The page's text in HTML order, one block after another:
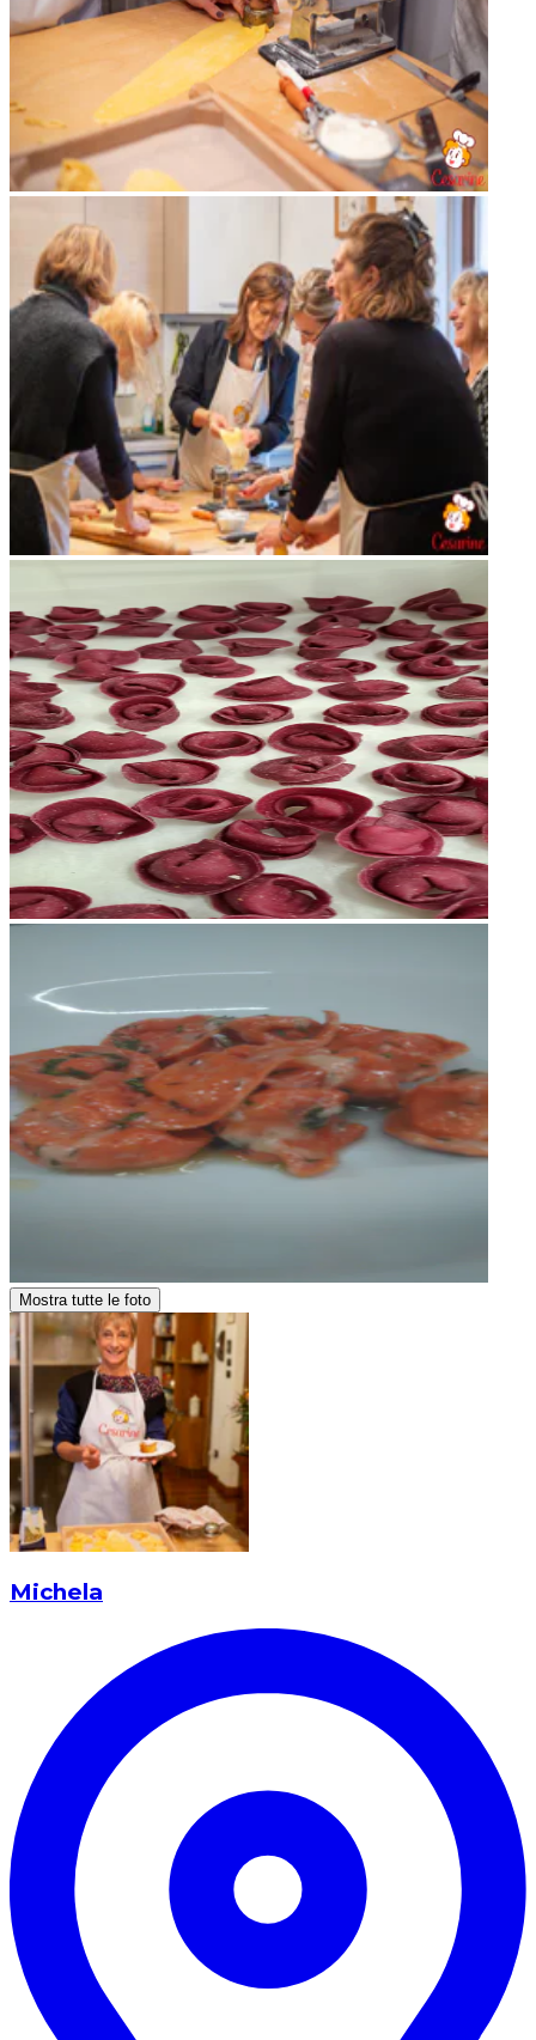
Mostra tutte le foto
Michela